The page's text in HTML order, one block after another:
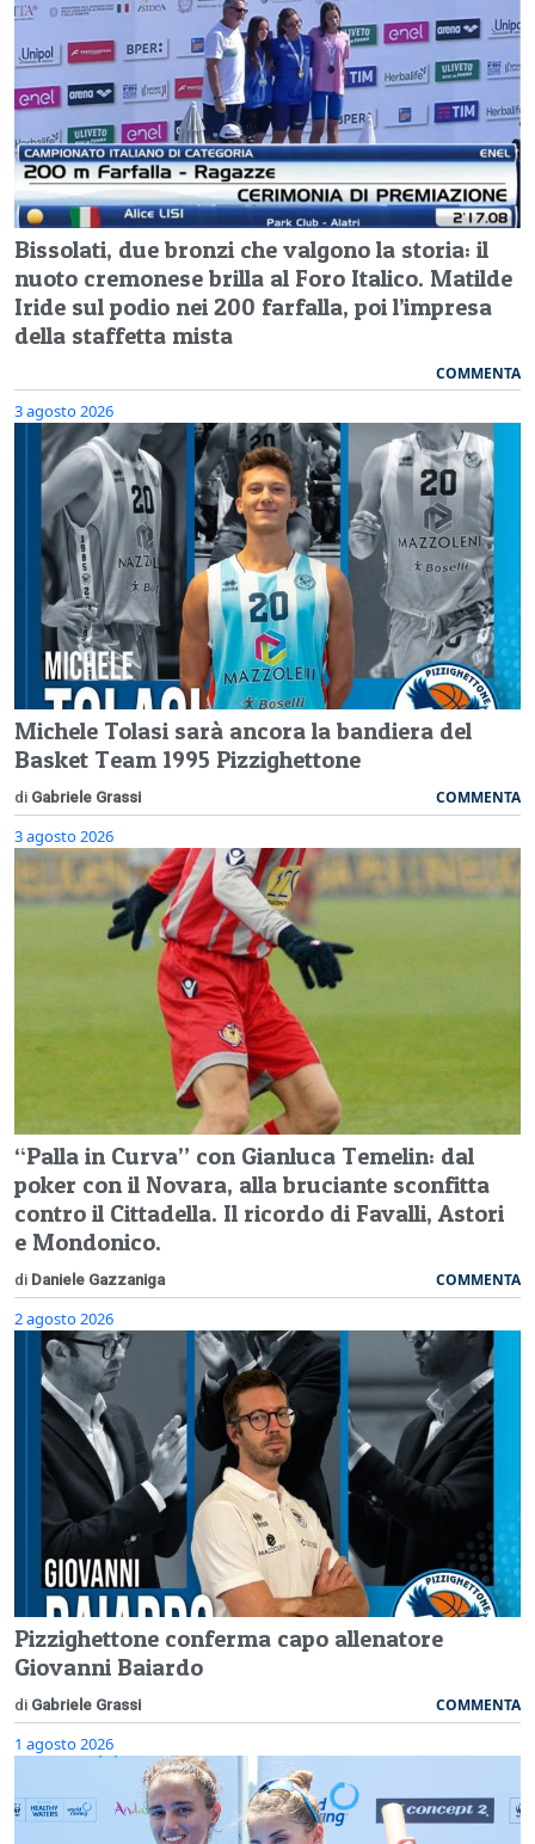
Bissolati, due bronzi che valgono la storia: il
nuoto cremonese brilla al Foro Italico. Matilde
Iride sul podio nei 200 farfalla, poi l’impresa
della staffetta mista
COMMENTA
3 agosto 2026
Michele Tolasi sarà ancora la bandiera del
Basket Team 1995 Pizzighettone
di Gabriele Grassi COMMENTA
3 agosto 2026
“Palla in Curva” con Gianluca Temelin: dal
poker con il Novara, alla bruciante sconfitta
contro il Cittadella. Il ricordo di Favalli, Astori
e Mondonico.
di Daniele Gazzaniga COMMENTA
2 agosto 2026
Pizzighettone conferma capo allenatore
Giovanni Baiardo
di Gabriele Grassi COMMENTA
1 agosto 2026